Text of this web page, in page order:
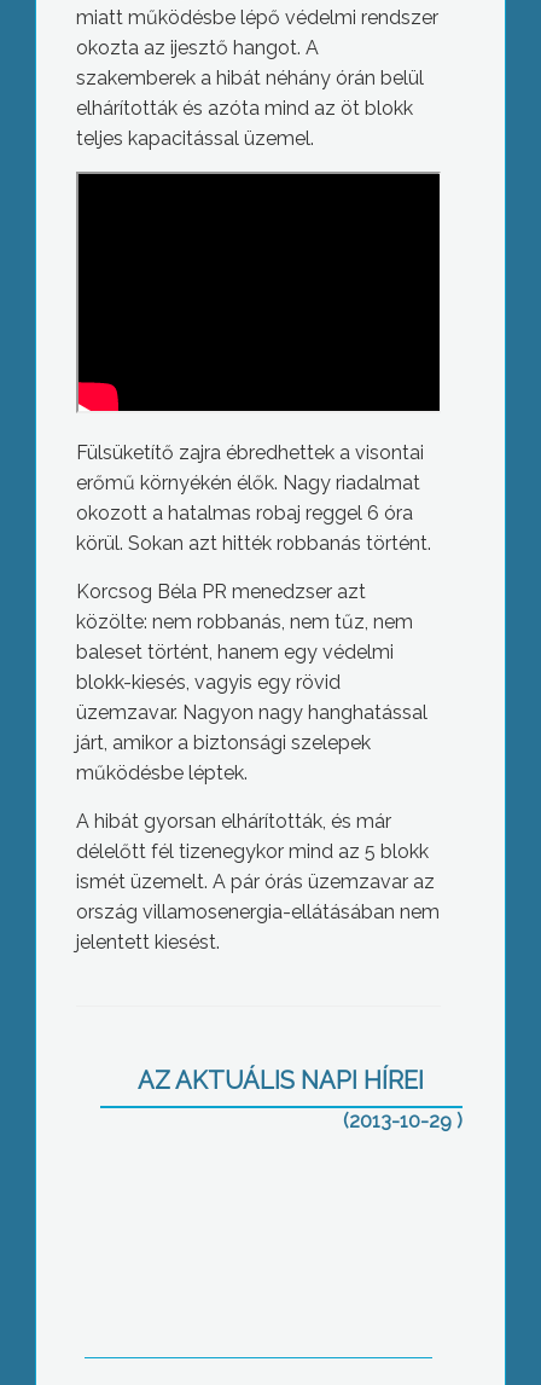
miatt működésbe lépő védelmi rendszer
okozta az ijesztő hangot. A
szakemberek a hibát néhány órán belül
elhárították és azóta mind az öt blokk
teljes kapacitással üzemel.
Fülsüketítő zajra ébredhettek a visontai
erőmű környékén élők. Nagy riadalmat
okozott a hatalmas robaj reggel 6 óra
körül. Sokan azt hitték robbanás történt.
Korcsog Béla PR menedzser azt
közölte: nem robbanás, nem tűz, nem
baleset történt, hanem egy védelmi
blokk-kiesés, vagyis egy rövid
üzemzavar. Nagyon nagy hanghatással
járt, amikor a biztonsági szelepek
működésbe léptek.
A hibát gyorsan elhárították, és már
délelőtt fél tizenegykor mind az 5 blokk
ismét üzemelt. A pár órás üzemzavar az
ország villamosenergia-ellátásában nem
jelentett kiesést.
AZ AKTUÁLIS NAPI HÍREI
(2013-10-29 )